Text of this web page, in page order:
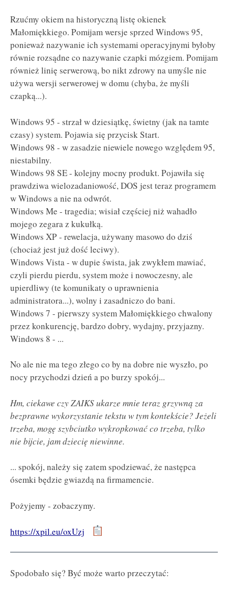
Rzućmy okiem na historyczną listę okienek
Małomiękkiego. Pomijam wersje sprzed Windows 95,
ponieważ nazywanie ich systemami operacyjnymi byłoby
równie rozsądne co nazywanie czapki mózgiem. Pomijam
również linię serwerową, bo nikt zdrowy na umyśle nie
używa wersji serwerowej w domu (chyba, że myśli
czapką...).
Windows 95 - strzał w dziesiątkę, świetny (jak na tamte
czasy) system. Pojawia się przycisk Start.
Windows 98 - w zasadzie niewiele nowego względem 95,
niestabilny.
Windows 98 SE - kolejny mocny produkt. Pojawiła się
prawdziwa wielozadaniowość, DOS jest teraz programem
w Windows a nie na odwrót.
Windows Me - tragedia; wisiał częściej niż wahadło
mojego zegara z kukułką.
Windows XP - rewelacja, używany masowo do dziś
(chociaż jest już dość leciwy).
Windows Vista - w dupie śwista, jak zwykłem mawiać,
czyli pierdu pierdu, system może i nowoczesny, ale
upierdliwy (te komunikaty o uprawnienia
administratora...), wolny i zasadniczo do bani.
Windows 7 - pierwszy system Małomiękkiego chwalony
przez konkurencję, bardzo dobry, wydajny, przyjazny.
Windows 8 - ...
No ale nie ma tego złego co by na dobre nie wyszło, po
nocy przychodzi dzień a po burzy spokój...
Hm, ciekawe czy ZAIKS ukarze mnie teraz grzywną za
bezprawne wykorzystanie tekstu w tym kontekście? Jeżeli
trzeba, mogę szybciutko wykropkować co trzeba, tylko
nie bijcie, jam dziecię niewinne.
... spokój, należy się zatem spodziewać, że następca
ósemki będzie gwiazdą na firmamencie.
Pożyjemy - zobaczymy.
https://xpil.eu/oxUzj
Spodobało się? Być może warto przeczytać: